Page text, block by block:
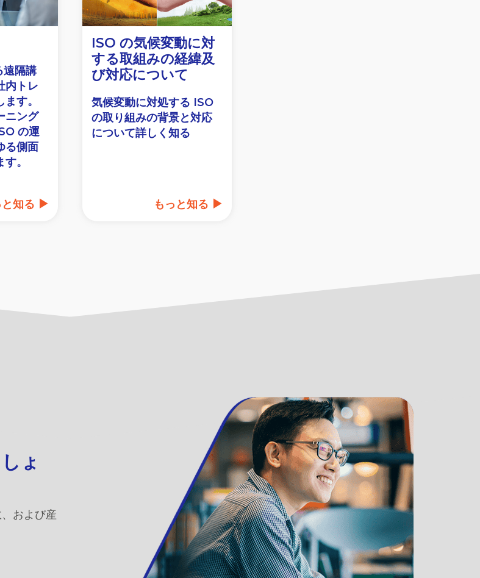
遠隔講
内トレ
す。
ニング
の運
る側面
。
と知る
ISO の気候変動に対
する取組みの経緯及
び対応について
気候変動に対処する ISO
の取り組みの背景と対応
について詳しく知る
もっと知る
ょ
および産